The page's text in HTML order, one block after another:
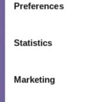
Preferences
Statistics
Marketing